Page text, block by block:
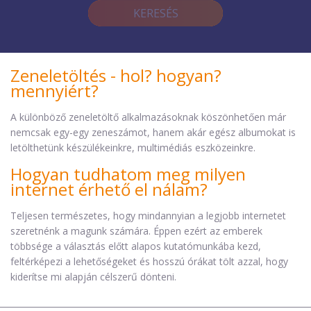
KERESÉS
Zeneletöltés - hol? hogyan?
mennyiért?
A különböző zeneletöltő alkalmazásoknak köszönhetően már
nemcsak egy-egy zeneszámot, hanem akár egész albumokat is
letölthetünk készülékeinkre, multimédiás eszközeinkre.
Hogyan tudhatom meg milyen
internet érhető el nálam?
Teljesen természetes, hogy mindannyian a legjobb internetet
szeretnénk a magunk számára. Éppen ezért az emberek
többsége a választás előtt alapos kutatómunkába kezd,
feltérképezi a lehetőségeket és hosszú órákat tölt azzal, hogy
kiderítse mi alapján célszerű dönteni.